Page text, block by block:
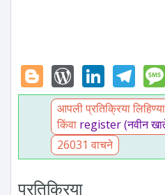
Blogger
आपली प्रतिक्रिया
किंवा register (नवीन
26031 वाचने
प्रतिक्रिया